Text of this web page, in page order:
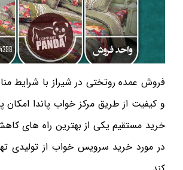
فروش عمده روتختی در شیراز با شرایط
و کیفیت از طریق مرکز خواب پاندا امکان
خرید مستقیم یکی از بهترین راه های
در مورد خرید سرویس خواب از تولیدی